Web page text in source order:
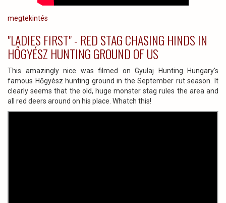
megtekintés
"LADIES FIRST" - RED STAG CHASING HINDS IN
HŐGYÉSZ HUNTING GROUND OF US
This amazingly nice was filmed on Gyulaj Hunting Hungary's
famous Hőgyész hunting ground in the September rut season. It
clearly seems that the old, huge monster stag rules the area and
all red deers around on his place. Whatch this!